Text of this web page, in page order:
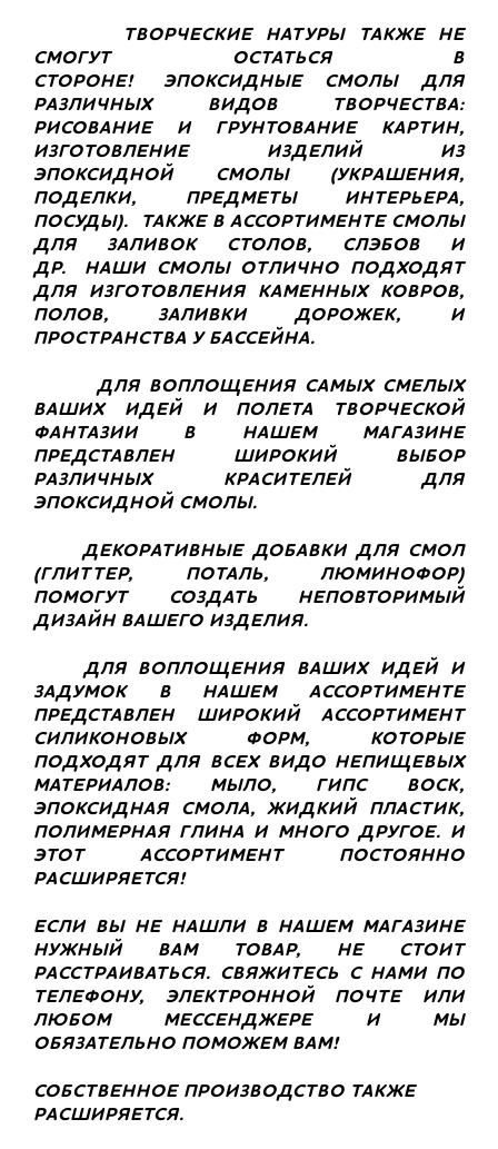
ТВОРЧЕСКИЕ НАТУРЫ ТАКЖЕ НЕ
СМОГУТ ОСТАТЬСЯ В
СТОРОНЕ! ЭПОКСИДНЫЕ СМОЛЫ ДЛЯ
РАЗЛИЧНЫХ ВИДОВ ТВОРЧЕСТВА:
РИСОВАНИЕ И ГРУНТОВАНИЕ КАРТИН,
ИЗГОТОВЛЕНИЕ ИЗДЕЛИЙ ИЗ
ЭПОКСИДНОЙ СМОЛЫ (УКРАШЕНИЯ,
ПОДЕЛКИ, ПРЕДМЕТЫ ИНТЕРЬЕРА,
ПОСУДЫ). ТАКЖЕ В АССОРТИМЕНТЕ СМОЛЫ
ДЛЯ ЗАЛИВОК СТОЛОВ, СЛЭБОВ И
ДР. НАШИ СМОЛЫ ОТЛИЧНО ПОДХОДЯТ
ДЛЯ ИЗГОТОВЛЕНИЯ КАМЕННЫХ КОВРОВ,
ПОЛОВ, ЗАЛИВКИ ДОРОЖЕК, И
ПРОСТРАНСТВА У БАССЕЙНА.
ДЛЯ ВОПЛОЩЕНИЯ САМЫХ СМЕЛЫХ
ВАШИХ ИДЕЙ И ПОЛЕТА ТВОРЧЕСКОЙ
ФАНТАЗИИ В НАШЕМ МАГАЗИНЕ
ПРЕДСТАВЛЕН ШИРОКИЙ ВЫБОР
РАЗЛИЧНЫХ КРАСИТЕЛЕЙ ДЛЯ
ЭПОКСИДНОЙ СМОЛЫ.
ДЕКОРАТИВНЫЕ ДОБАВКИ ДЛЯ СМОЛ
(ГЛИТТЕР, ПОТАЛЬ, ЛЮМИНОФОР)
ПОМОГУТ СОЗДАТЬ НЕПОВТОРИМЫЙ
ДИЗАЙН ВАШЕГО ИЗДЕЛИЯ.
ДЛЯ ВОПЛОЩЕНИЯ ВАШИХ ИДЕЙ И
ЗАДУМОК В НАШЕМ АССОРТИМЕНТЕ
ПРЕДСТАВЛЕН ШИРОКИЙ АССОРТИМЕНТ
СИЛИКОНОВЫХ ФОРМ, КОТОРЫЕ
ПОДХОДЯТ ДЛЯ ВСЕХ ВИДО НЕПИЩЕВЫХ
МАТЕРИАЛОВ: МЫЛО, ГИПС ВОСК,
ЭПОКСИДНАЯ СМОЛА, ЖИДКИЙ ПЛАСТИК,
ПОЛИМЕРНАЯ ГЛИНА И МНОГО ДРУГОЕ. И
ЭТОТ АССОРТИМЕНТ ПОСТОЯННО
РАСШИРЯЕТСЯ!
ЕСЛИ ВЫ НЕ НАШЛИ В НАШЕМ МАГАЗИНЕ
НУЖНЫЙ ВАМ ТОВАР, НЕ СТОИТ
РАССТРАИВАТЬСЯ. СВЯЖИТЕСЬ С НАМИ ПО
ТЕЛЕФОНУ, ЭЛЕКТРОННОЙ ПОЧТЕ ИЛИ
ЛЮБОМ МЕССЕНДЖЕРЕ И МЫ
ОБЯЗАТЕЛЬНО ПОМОЖЕМ ВАМ!
СОБСТВЕННОЕ ПРОИЗВОДСТВО ТАКЖЕ
РАСШИРЯЕТСЯ.